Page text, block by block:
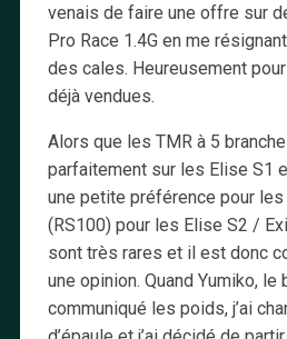
venais de faire une offre sur
Pro Race 1.4G en me
des cales. Heureusement
déjà vendues.
Alors que les TMR à 5
parfaitement sur les Elise S1
une petite préférence pour les
(RS100) pour les Elise S2 /
sont très rares et il est donc
une opinion. Quand Yumiko, le
communiqué les poids, j’ai